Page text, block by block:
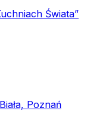
Świata”
Poznań